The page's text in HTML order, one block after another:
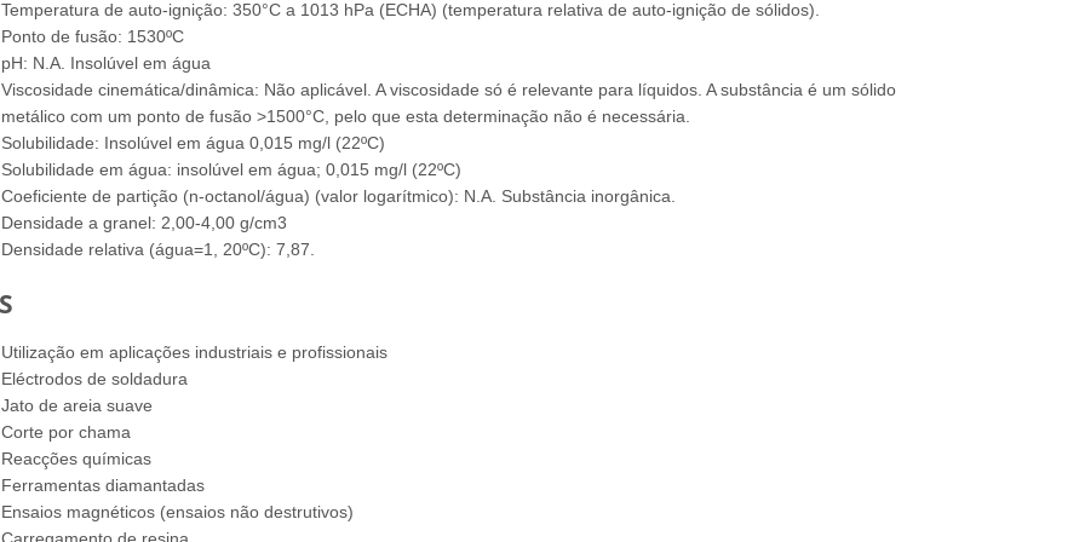
Temperatura de auto-ignição: 350°C a 1013 hPa (ECHA) (temperatura relativa de auto-ignição de sólidos).
Ponto de fusão: 1530ºC
pH: N.A. Insolúvel em água
Viscosidade cinemática/dinâmica: Não aplicável. A viscosidade só é relevante para líquidos. A substância é um sólido
metálico com um ponto de fusão >1500°C, pelo que esta determinação não é necessária.
Solubilidade: Insolúvel em água 0,015 mg/l (22ºC)
Solubilidade em água: insolúvel em água; 0,015 mg/l (22ºC)
Coeficiente de partição (n-octanol/água) (valor logarítmico): N.A. Substância inorgânica.
Densidade a granel: 2,00-4,00 g/cm3
Densidade relativa (água=1, 20ºC): 7,87.
Utilização em aplicações industriais e profissionais
Eléctrodos de soldadura
Jato de areia suave
Corte por chama
Reacções químicas
Ferramentas diamantadas
Ensaios magnéticos (ensaios não destrutivos)
Carregamento de resina